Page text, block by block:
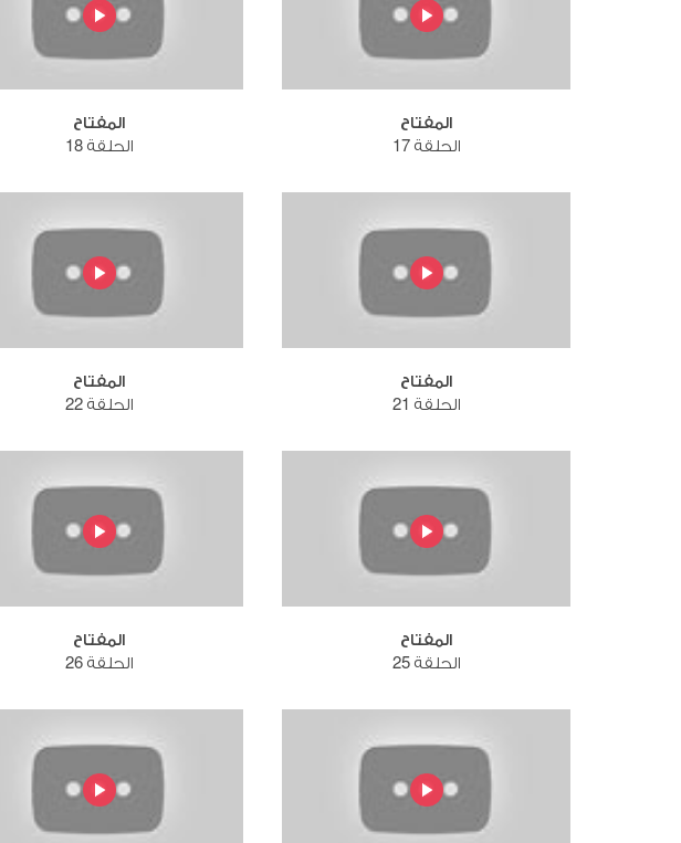
المفتاح
الحلقة 17
المفتاح
الحلقة 18
المفتاح
الحلقة 21
المفتاح
الحلقة 22
المفتاح
الحلقة 25
المفتاح
الحلقة 26